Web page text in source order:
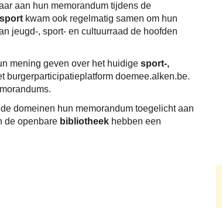
aan hun memorandum tijdens de
sport kwam ook regelmatig samen om hun
jeugd-, sport- en cultuurraad de hoofden
mening geven over het huidige sport-,
burgerparticipatieplatform doemee.alken.be.
domeinen hun memorandum toegelicht aan
de openbare bibliotheek hebben een